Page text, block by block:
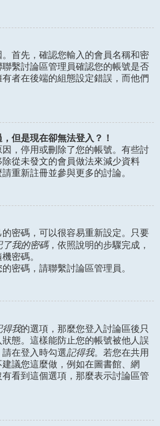
首先，確認您輸入的會員名稱和密
繫討論區管理員確認您的帳號是否
者在後端的組態設定錯誤，而他們
但是現在卻無法登入？！
，停用或刪除了您的帳號。有些討
從未發文的會員做法來減少資料
重新註冊並參與更多的討論。
密碼，可以很容易重新設定。只要
了我的密碼，依照說明的步驟完成，
密碼。
密碼，請聯繫討論區管理員。
得我的選項，那麼您登入討論區後只
態。這樣能防止您的帳號被他人誤
在登入時勾選記得我。若您在共用
議您這麼做，例如在圖書館、網
看到這個選項，那麼表示討論區管